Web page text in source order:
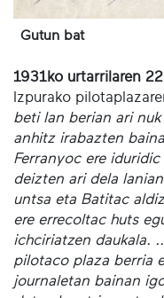
Gutun bat
1931ko urtarrilaren
Izpurako
beti lan berian ari
anhitz irabazten
Ferranyoc ere
deizten ari dela
untsa eta Batitac
ere errecoltac huts
ichciriatzen daukala.
pilotaco plaza berria
journaletan bainan